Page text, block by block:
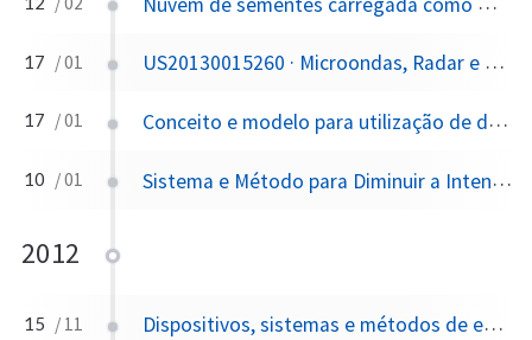
17 / 01 US20130015260 · Microondas, Radar e EMP como Armamento e Modificação Climática
17 / 01 Conceito e modelo para utilização de dispositivos de produção ou emissão de alta frequência ou radar ou micro-ondas para produzir, efetuar, criar ou induzir relâmpagos ou velocidade da luz ou pulsos ou pulsos eletromagnéticos visíveis a olho nu, ondas de choque acústicas ou ultrassônicas ou estrondos no ar, espaço, fechado , ou sobre qualquer objeto ou massa, a ser usado exclusivamente ou como parte de um sistema, plataforma ou dispositivo, incluindo armamento e modificação climática
10 / 01 Sistema e Método para Diminuir a Intensidade e Frequência de Tempestades Tropicais ou Furacões
2012
15 / 11 Dispositivos, sistemas e métodos de entrega aérea